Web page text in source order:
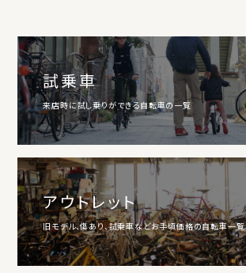
試乗車
来店時に試し乗りができる自転車の一覧
アウトレット
旧モデル、傷あり、試乗車などお手頃価格の自転車一覧